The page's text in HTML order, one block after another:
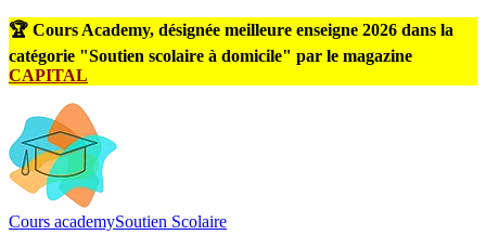
🏆 Cours Academy, désignée meilleure enseigne 2026 dans la
catégorie "Soutien scolaire à domicile" par le magazine
CAPITAL
Cours academySoutien Scolaire